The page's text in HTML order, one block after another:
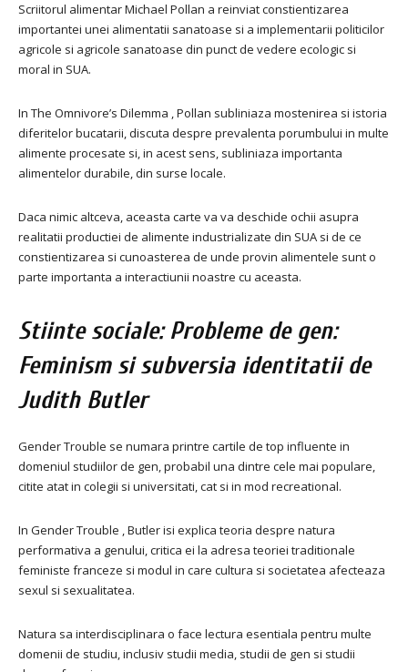
Scriitorul alimentar Michael Pollan a reinviat constientizarea
importantei unei alimentatii sanatoase si a implementarii politicilor
agricole si agricole sanatoase din punct de vedere ecologic si
moral in SUA.
In The Omnivore’s Dilemma , Pollan subliniaza mostenirea si istoria
diferitelor bucatarii, discuta despre prevalenta porumbului in multe
alimente procesate si, in acest sens, subliniaza importanta
alimentelor durabile, din surse locale.
Daca nimic altceva, aceasta carte va va deschide ochii asupra
realitatii productiei de alimente industrializate din SUA si de ce
constientizarea si cunoasterea de unde provin alimentele sunt o
parte importanta a interactiunii noastre cu aceasta.
Stiinte sociale: Probleme de gen:
Feminism si subversia identitatii de
Judith Butler
Gender Trouble se numara printre cartile de top influente in
domeniul studiilor de gen, probabil una dintre cele mai populare,
citite atat in ​​colegii si universitati, cat si in mod recreational.
In Gender Trouble , Butler isi explica teoria despre natura
performativa a genului, critica ei la adresa teoriei traditionale
feministe franceze si modul in care cultura si societatea afecteaza
sexul si sexualitatea.
Natura sa interdisciplinara o face lectura esentiala pentru multe
domenii de studiu, inclusiv studii media, studii de gen si studii